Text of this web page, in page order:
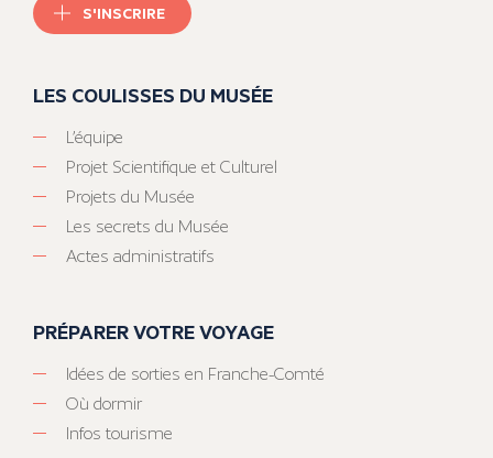
S'INSCRIRE
LES COULISSES DU MUSÉE
L’équipe
Projet Scientifique et Culturel
Projets du Musée
Les secrets du Musée
Actes administratifs
PRÉPARER VOTRE VOYAGE
Idées de sorties en Franche-Comté
Où dormir
Infos tourisme